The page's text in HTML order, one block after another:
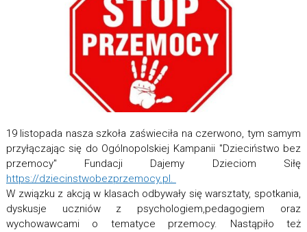
19 listopada nasza szkoła zaświeciła na czerwono, tym samym
przyłączając się do Ogólnopolskiej Kampanii "Dzieciństwo bez
przemocy" Fundacji Dajemy Dzieciom Siłę
https://dziecinstwobezprzemocy.pl.
W związku z akcją w klasach odbywały się warsztaty, spotkania,
dyskusje uczniów z psychologiem,pedagogiem oraz
wychowawcami o tematyce przemocy. Nastąpiło też